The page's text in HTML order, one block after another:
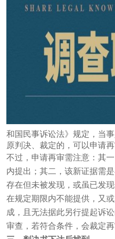
和国民事诉讼法》规定，当
原判决、裁定的，可以申请再
不过，申请再审需注意：其
内提出；其二，该新证据需
存在但未被发现，或虽已发
在规定期限内不能提供，又
成，且无法据此另行提起诉
审查，若符合条件，会裁定再